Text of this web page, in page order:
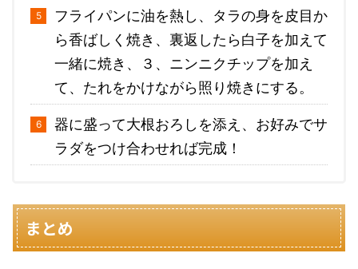
フライパンに油を熱し、タラの身を皮目か
ら香ばしく焼き、裏返したら白子を加えて
一緒に焼き、３、ニンニクチップを加え
て、たれをかけながら照り焼きにする。
器に盛って大根おろしを添え、お好みでサ
ラダをつけ合わせれば完成！
まとめ